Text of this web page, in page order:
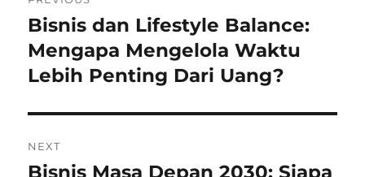
pos
Previous
post:
Bisnis dan Lifestyle Balance:
Mengapa Mengelola Waktu
Lebih Penting Dari Uang?
NEXT
Next
Bisnis Masa Depan 2030: Siapa